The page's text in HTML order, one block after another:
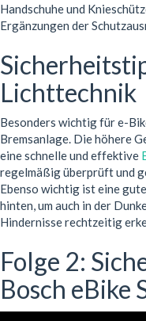
Handschuhe und
Ergänzungen der
Lichttechnik
Besonders wichtig für e-
Bremsanlage. Die höhere
eine schnelle und effektive
regelmäßig überprüft und
Ebenso wichtig ist eine
hinten, um auch in der
Hindernisse rechtzeitig
Folge 2:
Bosch eBike